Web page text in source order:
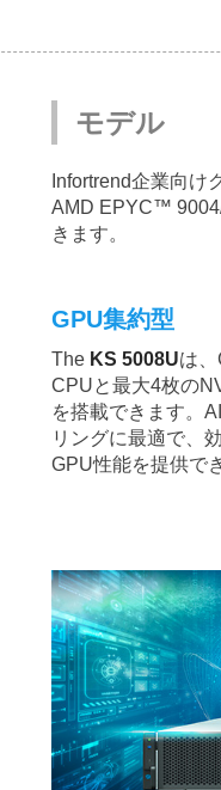
モデル
Infortrend企業向け
AMD EPYC™
きます。
GPU集約型
The KS 5008Uは
CPUと最大4枚の
を搭載できます。
リングに最適で、
GPU性能を提供で